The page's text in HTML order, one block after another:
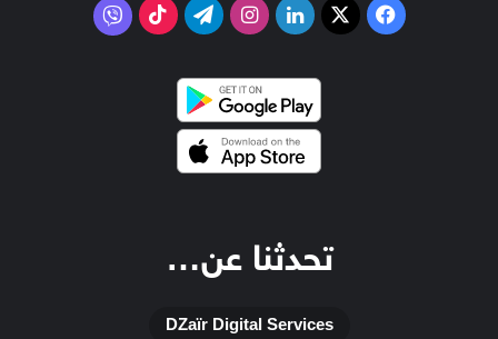
فيسبوك
‫X لينكدإنانستقرامتيلقرام‫TikTokفايبر
تحدثنا عن…
DZaïr Digital Services